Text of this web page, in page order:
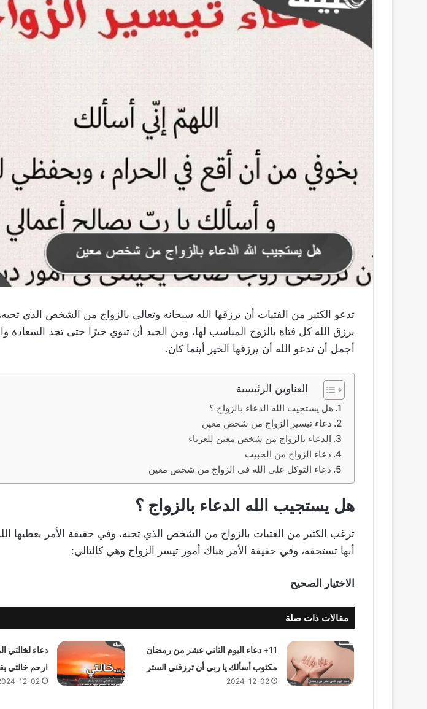
تدعو الكثير من الفتيات أن يرزقها الله سبحانه وتعالى بالزواج من الشخص الذي
يرزق الله كل فتاة بالزوج المناسب لها، ومن الجيد أن تنوي خيرًا حتى تجد السعادة
أجمل أن تدعو الله أن يرزقها الخير أينما كان.
العناوين الرئيسية
هل يستجيب الله الدعاء بالزواج ؟
دعاء تيسير الزواج من شخص معين
الدعاء بالزواج من شخص معين للعزباء
دعاء الزواج من الحبيب
دعاء التوكل على الله في الزواج من شخص معين
هل يستجيب الله الدعاء بالزواج ؟
ترغب الكثير من الفتيات بالزواج من الشخص الذي تحبه، وفي حقيقة الأمر يعطيها
أنها تستحقه، وفي حقيقة الأمر هناك أمور تيسر الزواج وهي كالتالي:
الاختيار الصحيح
مقالات ذات صلة
11+ دعاء اليوم الثاني عشر من رمضان
مكتوب أسألك يا ربي أن ترزقني الستر
2024-12-02
دعاء لخالتي
ارحم خالتي
12-02